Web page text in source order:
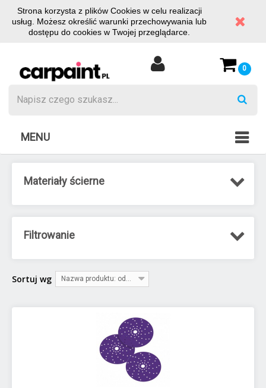
Strona korzysta z plików Cookies w celu realizacji
usług. Możesz określić warunki przechowywania lub
dostępu do cookies w Twojej przeglądarce.
0
MENU
Materiały ścierne
Filtrowanie
Sortuj wg